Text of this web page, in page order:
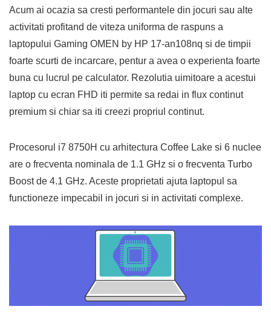
Acum ai ocazia sa cresti performantele din jocuri sau alte
activitati profitand de viteza uniforma de raspuns a
laptopului Gaming OMEN by HP 17-an108nq si de timpii
foarte scurti de incarcare, pentur a avea o experienta foarte
buna cu lucrul pe calculator. Rezolutia uimitoare a acestui
laptop cu ecran FHD iti permite sa redai in flux continut
premium si chiar sa iti creezi propriul continut.
Procesorul i7 8750H cu arhitectura Coffee Lake si 6 nuclee
are o frecventa nominala de 1.1 GHz si o frecventa Turbo
Boost de 4.1 GHz. Aceste proprietati ajuta laptopul sa
functioneze impecabil in jocuri si in activitati complexe.